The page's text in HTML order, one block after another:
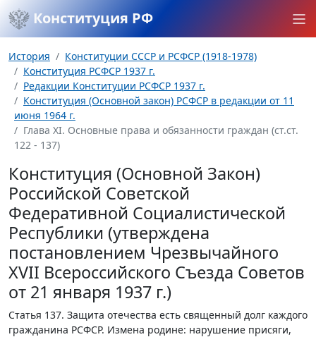
Конституция РФ
История
Конституции СССР и РСФСР (1918-1978)
Конституция РСФСР 1937 г.
Редакции Конституции РСФСР 1937 г.
Конституция (Основной закон) РСФСР в редакции от 11
июня 1964 г.
Глава XI. Основные права и обязанности граждан (ст.ст.
122 - 137)
Конституция (Основной Закон)
Российской Советской
Федеративной Социалистической
Республики (утверждена
постановлением Чрезвычайного
XVII Всероссийского Съезда Советов
от 21 января 1937 г.)
Статья 137. Защита отечества есть священный долг каждого
гражданина РСФСР. Измена родине: нарушение присяги,